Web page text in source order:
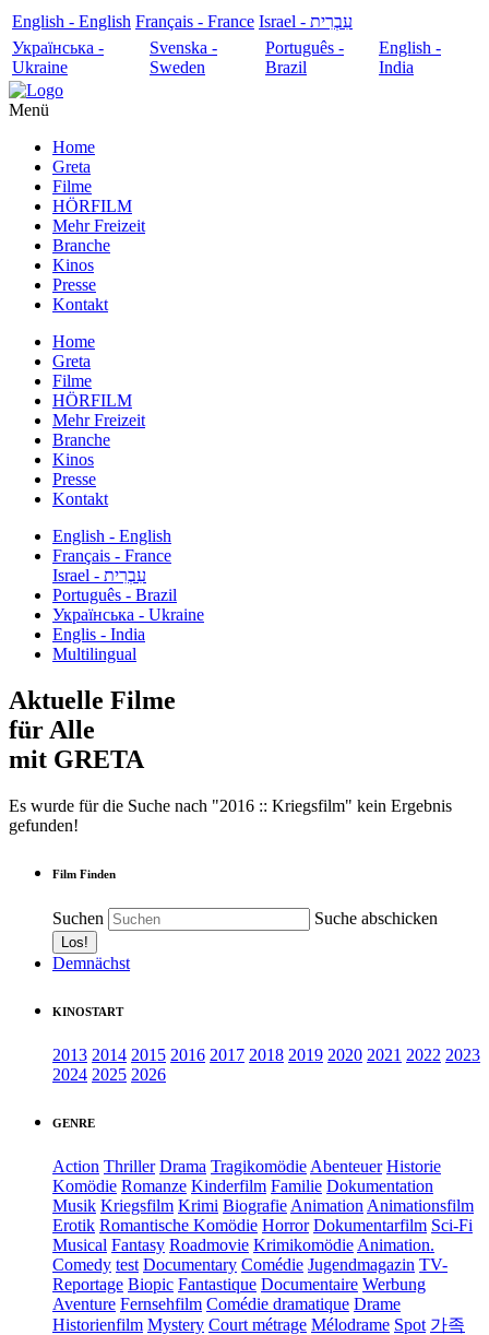
English - English Français - France
עִבְרִית - Israel
Українська -
Ukraine
Svenska -
Sweden
Português -
Brazil
English -
India
Menü
Home
Greta
Filme
HÖRFILM
Mehr Freizeit
Branche
Kinos
Presse
Kontakt
Home
Greta
Filme
HÖRFILM
Mehr Freizeit
Branche
Kinos
Presse
Kontakt
English - English
Français - France
עִבְרִית - Israel
Português - Brazil
Українська - Ukraine
Englis - India
Multilingual
Aktuelle Filme
für Alle
mit GRETA
Es wurde für die Suche nach "2016 :: Kriegsfilm" kein Ergebnis
gefunden!
Film Finden
Suchen Suche abschicken
Demnächst
KINOSTART
2013 2014 2015 2016 2017 2018 2019 2020 2021 2022 2023
2024 2025 2026
GENRE
Action Thriller Drama Tragikomödie Abenteuer Historie
Komödie Romanze Kinderfilm Familie Dokumentation
Musik Kriegsfilm Krimi Biografie Animation Animationsfilm
Erotik Romantische Komödie Horror Dokumentarfilm Sci-Fi
Musical Fantasy Roadmovie Krimikomödie Animation.
Comedy test Documentary Comédie Jugendmagazin TV-
Reportage Biopic Fantastique Documentaire Werbung
Aventure Fernsehfilm Comédie dramatique Drame
Historienfilm Mystery Court métrage Mélodrame Spot 가족